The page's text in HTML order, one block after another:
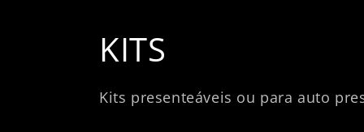
C
o
KITS
Kits presenteáveis ou para auto